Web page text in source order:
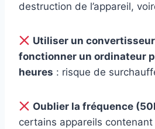
destruction de l’appareil,
Utiliser un
fonctionner un ordinateur
heures : risque de
Oublier la fréquence
certains appareils